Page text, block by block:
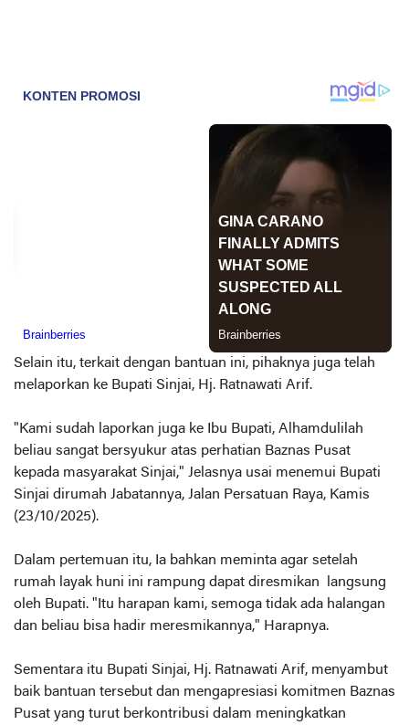
Selain itu, terkait dengan bantuan ini, pihaknya juga telah
melaporkan ke Bupati Sinjai, Hj. Ratnawati Arif.
"Kami sudah laporkan juga ke Ibu Bupati, Alhamdulilah
beliau sangat bersyukur atas perhatian Baznas Pusat
kepada masyarakat Sinjai," Jelasnya usai menemui Bupati
Sinjai dirumah Jabatannya, Jalan Persatuan Raya, Kamis
(23/10/2025).
Dalam pertemuan itu, Ia bahkan meminta agar setelah
rumah layak huni ini rampung dapat diresmikan langsung
oleh Bupati. "Itu harapan kami, semoga tidak ada halangan
dan beliau bisa hadir meresmikannya," Harapnya.
Sementara itu Bupati Sinjai, Hj. Ratnawati Arif, menyambut
baik bantuan tersebut dan mengapresiasi komitmen Baznas
Pusat yang turut berkontribusi dalam meningkatkan